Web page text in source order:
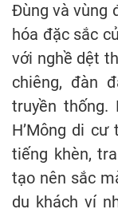
Đùng và vùng
hóa đặc sắc
với nghề dệt
chiêng, đàn
truyền thống.
H’Mông di
tiếng khèn,
tạo nên sắc
du khách ví